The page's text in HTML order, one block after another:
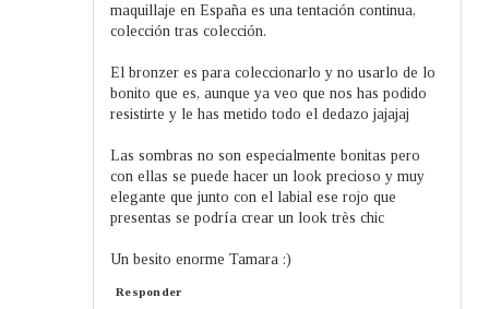
maquillaje en España es una tentación continua,
colección tras colección.
El bronzer es para coleccionarlo y no usarlo de lo
bonito que es, aunque ya veo que nos has podido
resistirte y le has metido todo el dedazo jajajaj
Las sombras no son especialmente bonitas pero
con ellas se puede hacer un look precioso y muy
elegante que junto con el labial ese rojo que
presentas se podría crear un look très chic
Un besito enorme Tamara :)
Responder